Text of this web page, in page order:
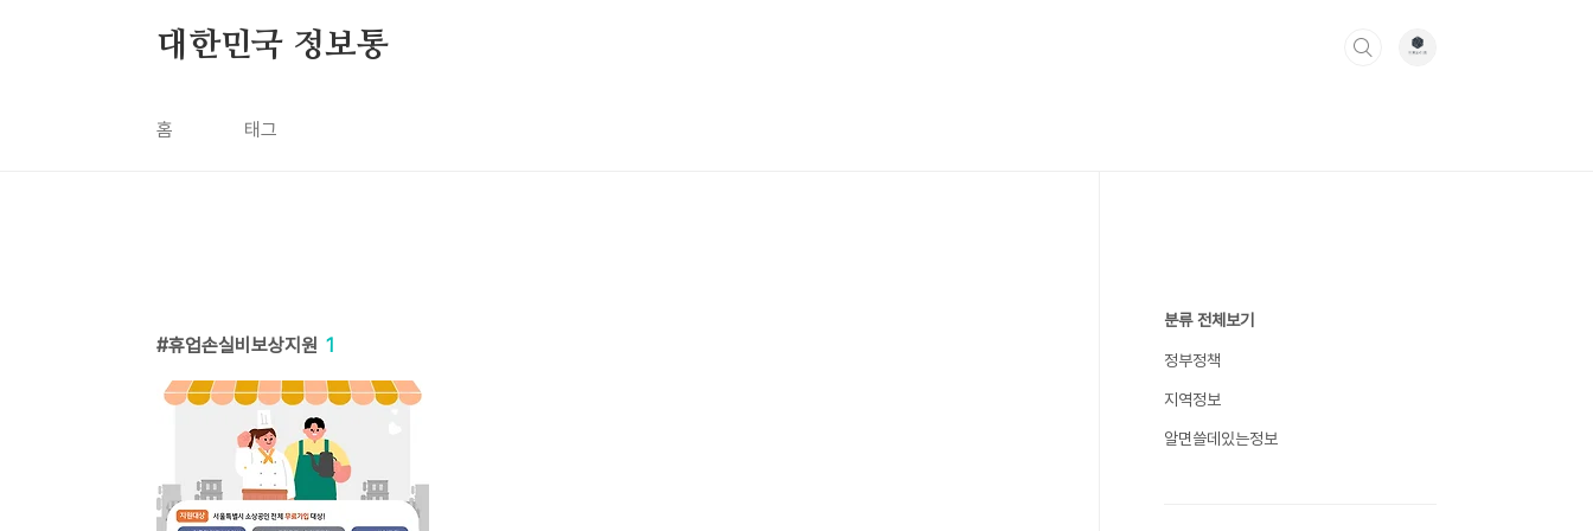
대한민국 정보통
홈 태그
휴업손실비보상지원 1
분류 전체보기
정부정책
지역정보
알면쓸데있는정보